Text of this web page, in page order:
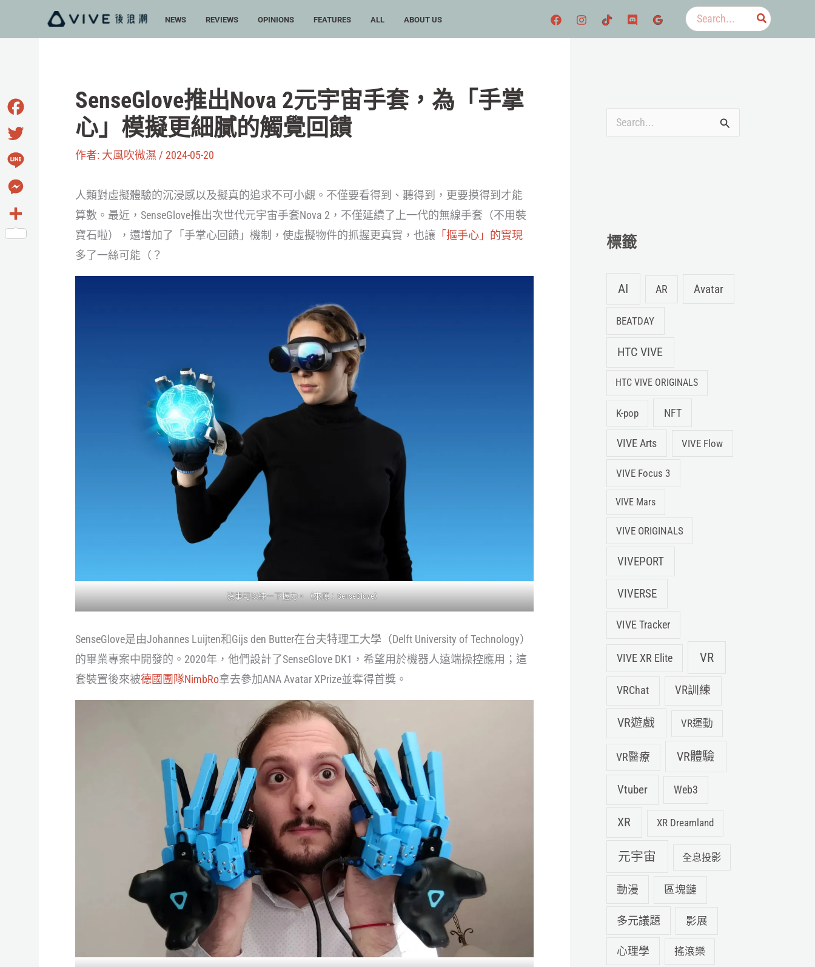
容
NEWS REVIEWS OPINIONS FEATURES ALL ABOUT US
搜
尋：
SenseGlove推出Nova 2元宇宙手套，為「手掌
心」模擬更細膩的觸覺回饋
作者: 大風吹微濕 / 2024-05-20
人類對虛擬體驗的沉浸感以及擬真的追求不可小覷。不僅要看得到、聽得到，更要摸得到才能
算數。最近，SenseGlove推出次世代元宇宙手套Nova 2，不僅延續了上一代的無線手套（不用裝
寶石啦），還增加了「手掌心回饋」機制，使虛擬物件的抓握更真實，也讓 「摳手心」的實現
多了一絲可能（？
沒事可以練一下握力。（來源：SenseGlove）
SenseGlove是由Johannes Luijten和Gijs den Butter在台夫特理工大學（Delft University of Technology）
的畢業專案中開發的。2020年，他們設計了SenseGlove DK1，希望用於機器人遠端操控應用；這
套裝置後來被德國團隊NimbRo拿去參加ANA Avatar XPrize並奪得首獎。
:標籤
AI AR Avatar
BEATDAY
HTC VIVE
HTC VIVE ORIGINALS
K-pop NFT
VIVE Arts VIVE Flow
VIVE Focus 3
VIVE Mars
VIVE ORIGINALS
VIVEPORT
VIVERSE
VIVE Tracker
VIVE XR Elite VR
VRChat VR訓練
VR遊戲 VR運動
VR醫療 VR體驗
Vtuber Web3
XR XR Dreamland
元宇宙 全息投影
動漫 區塊鏈
多元議題 影展
心理學 搖滾樂
Facebook
Twitter
Line
Messenger
分